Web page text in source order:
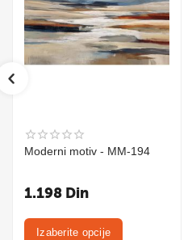
Moderni motiv - MM-194
1.198 Din
Izaberite opcije